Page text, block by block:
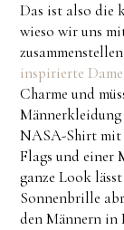
Das ist also die
wieso wir uns
inspirierte
Charme und
Männerkleidung
NASA-Shirt mit
Flags und einer
ganze Look
Sonnenbrille
den Männern in